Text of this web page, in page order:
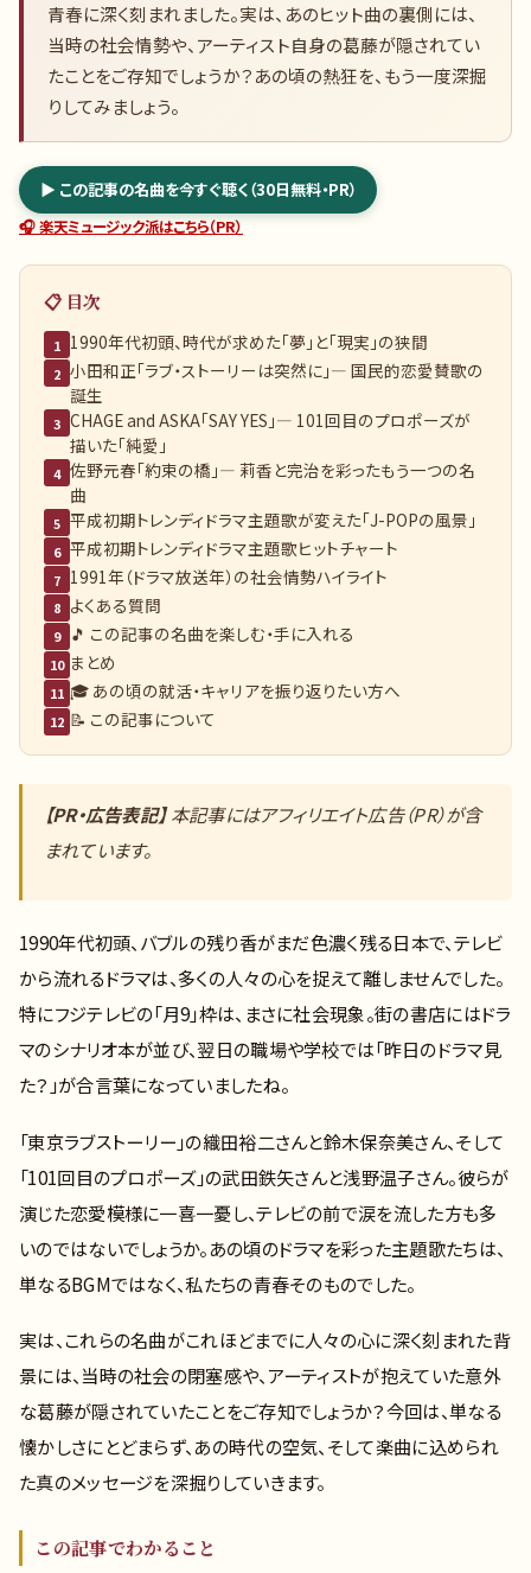
青春に深く刻まれました。実は、あのヒット曲の裏側には、
当時の社会情勢や、アーティスト自身の葛藤が隠されてい
たことをご存知でしょうか？あの頃の熱狂を、もう一度深掘
りしてみましょう。
▶ この記事の名曲を今すぐ聴く（30日無料・PR）
🎧 楽天ミュージック派はこちら（PR）
📋 目次
1 1990年代初頭、時代が求めた「夢」と「現実」の狭間
2 小田和正「ラブ・ストーリーは突然に」— 国民的恋愛賛歌の
誕生
3 CHAGE and ASKA「SAY YES」— 101回目のプロポーズが
描いた「純愛」
4 佐野元春「約束の橋」— 莉香と完治を彩ったもう一つの名
曲
5 平成初期トレンディドラマ主題歌が変えた「J-POPの風景」
6 平成初期トレンディドラマ主題歌ヒットチャート
7 1991年（ドラマ放送年）の社会情勢ハイライト
8 よくある質問
9 🎵 この記事の名曲を楽しむ・手に入れる
10 まとめ
11 🎓 あの頃の就活・キャリアを振り返りたい方へ
12 📝 この記事について
【PR・広告表記】本記事にはアフィリエイト広告（PR）が含
まれています。
1990年代初頭、バブルの残り香がまだ色濃く残る日本で、テレビ
から流れるドラマは、多くの人々の心を捉えて離しませんでした。
特にフジテレビの「月9」枠は、まさに社会現象。街の書店にはドラ
マのシナリオ本が並び、翌日の職場や学校では「昨日のドラマ見
た？」が合言葉になっていましたね。
「東京ラブストーリー」の織田裕二さんと鈴木保奈美さん、そして
「101回目のプロポーズ」の武田鉄矢さんと浅野温子さん。彼らが
演じた恋愛模様に一喜一憂し、テレビの前で涙を流した方も多
いのではないでしょうか。あの頃のドラマを彩った主題歌たちは、
単なるBGMではなく、私たちの青春そのものでした。
実は、これらの名曲がこれほどまでに人々の心に深く刻まれた背
景には、当時の社会の閉塞感や、アーティストが抱えていた意外
な葛藤が隠されていたことをご存知でしょうか？今回は、単なる
懐かしさにとどまらず、あの時代の空気、そして楽曲に込められ
た真のメッセージを深掘りしていきます。
この記事でわかること